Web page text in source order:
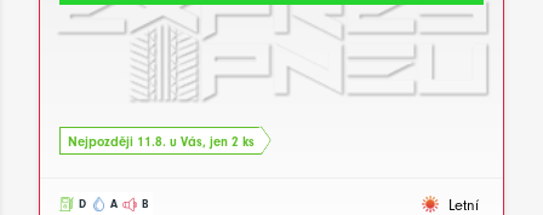
Nejpozději 11.8. u Vás, jen 2 ks
D A B Letní